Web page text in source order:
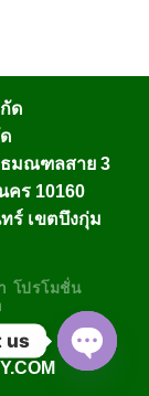
ด
ธมณฑลสาย 3
คร 10160
ร์ เขตบึงกุ่ม
โปรโมชั่น
us